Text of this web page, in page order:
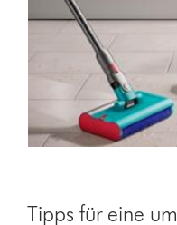
Tipps für eine